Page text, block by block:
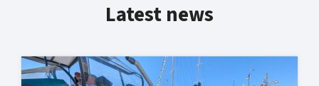
Latest news